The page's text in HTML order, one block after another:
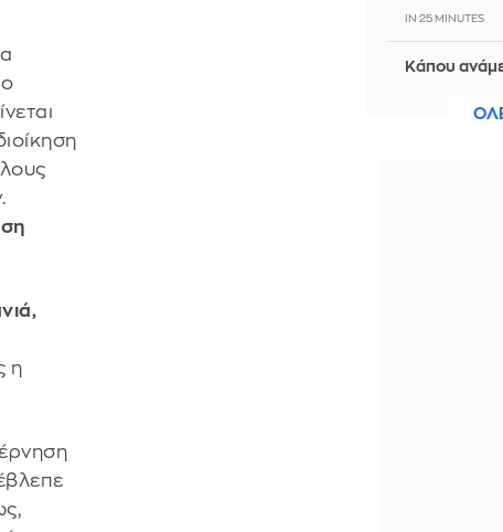
η
IN 25 MINUTES
Κάπου
σειρά του